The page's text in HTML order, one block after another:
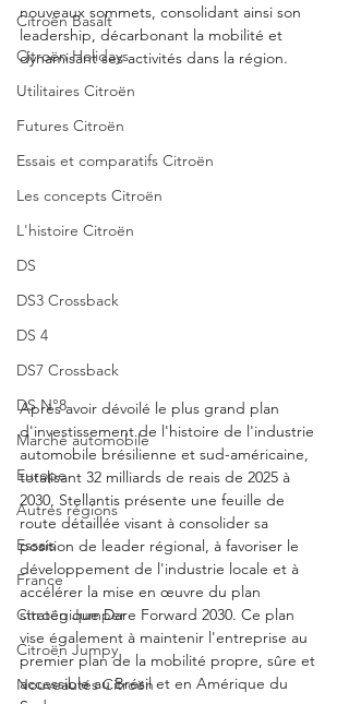
Citroën Basalt
Citroën Holidays
Utilitaires Citroën
Futures Citroën
Essais et comparatifs Citroën
Les concepts Citroën
L'histoire Citroën
DS
DS3 Crossback
DS 4
DS7 Crossback
DS N°8
Marché automobile
Europe
Autres régions
Essais
France
Citroën Jumper
Citroën Jumpy
Nouveautés Citroën
nouveaux sommets, consolidant ainsi son
leadership, décarbonant la mobilité et
dynamisant ses activités dans la région.
Après avoir dévoilé le plus grand plan
d'investissement de l'histoire de l'industrie
automobile brésilienne et sud-américaine,
totalisant 32 milliards de reais de 2025 à
2030, Stellantis présente une feuille de
route détaillée visant à consolider sa
position de leader régional, à favoriser le
développement de l'industrie locale et à
accélérer la mise en œuvre du plan
stratégique Dare Forward 2030. Ce plan
vise également à maintenir l'entreprise au
premier plan de la mobilité propre, sûre et
accessible au Brésil et en Amérique du